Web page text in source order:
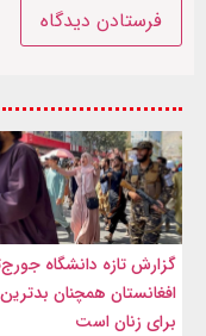
گزارش تازه دانشگاه
افغانستان همچنان
برای زنان است